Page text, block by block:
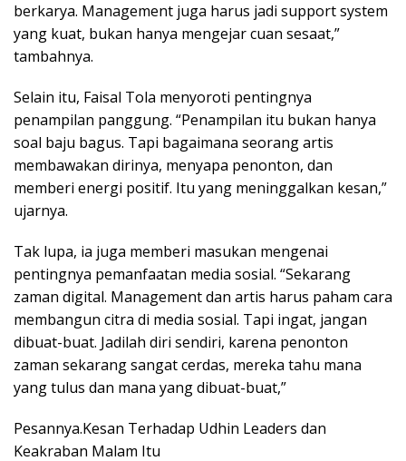
berkarya. Management juga harus jadi support system
yang kuat, bukan hanya mengejar cuan sesaat,”
tambahnya.
Selain itu, Faisal Tola menyoroti pentingnya
penampilan panggung. “Penampilan itu bukan hanya
soal baju bagus. Tapi bagaimana seorang artis
membawakan dirinya, menyapa penonton, dan
memberi energi positif. Itu yang meninggalkan kesan,”
ujarnya.
Tak lupa, ia juga memberi masukan mengenai
pentingnya pemanfaatan media sosial. “Sekarang
zaman digital. Management dan artis harus paham cara
membangun citra di media sosial. Tapi ingat, jangan
dibuat-buat. Jadilah diri sendiri, karena penonton
zaman sekarang sangat cerdas, mereka tahu mana
yang tulus dan mana yang dibuat-buat,”
Pesannya.Kesan Terhadap Udhin Leaders dan
Keakraban Malam Itu